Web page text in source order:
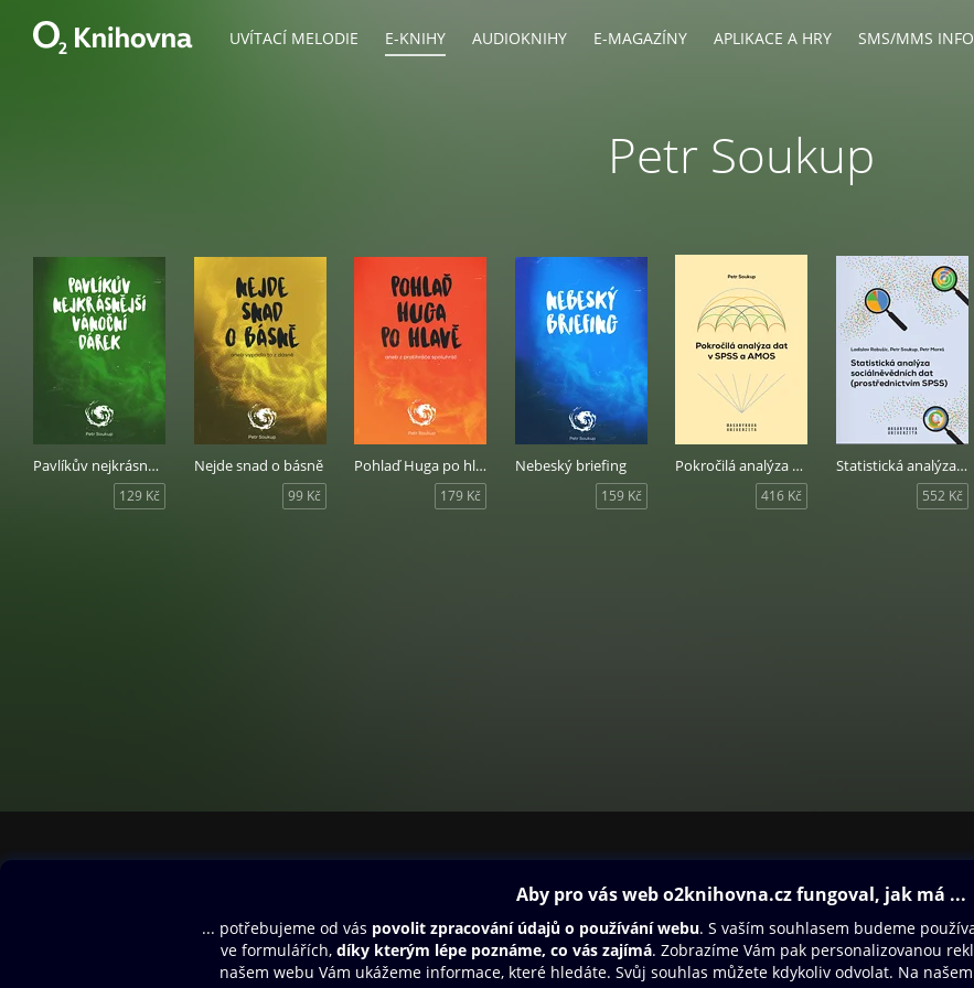
UVÍTACÍ MELODIE E-KNIHY AUDIOKNIHY E-MAGAZÍNY APLIKACE A HRY SMS/MMS INFO
Petr Soukup
Pavlíkův nejkrásnější vánoční dárek
129 Kč
Nejde snad o básně
99 Kč
Pohlaď Huga po hlavě
179 Kč
Nebeský briefing
159 Kč
Pokročilá analýza dat v SPSS a AMOS
416 Kč
Statistická analýza sociálněvědních dat (prostřednictvím SPSS)
552 Kč
Aplikace a hry
SMS/MMS Info
Blog
Dárkový poukaz
Nápověda
Oneplay Originály
Sport